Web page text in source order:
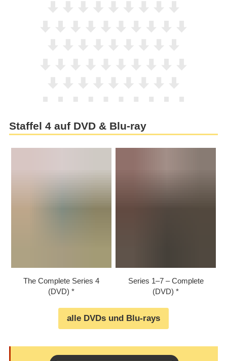
Staffel 4 auf DVD & Blu-ray
The Complete Series 4
(DVD)
Series 1⁠–⁠7 – Complete
(DVD)
alle DVDs und Blu-rays